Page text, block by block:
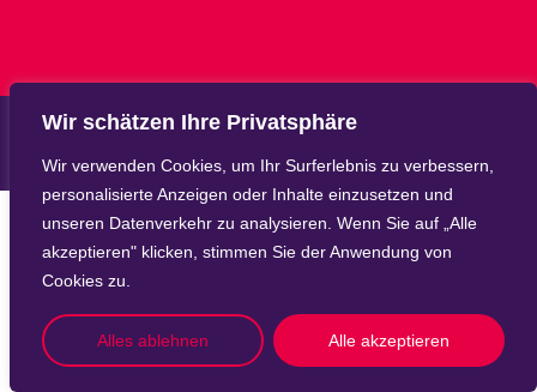
Wir schätzen Ihre Privatsphäre
Wir verwenden Cookies, um Ihr Surferlebnis zu verbessern,
personalisierte Anzeigen oder Inhalte einzusetzen und
unseren Datenverkehr zu analysieren. Wenn Sie auf „Alle
akzeptieren" klicken, stimmen Sie der Anwendung von
Cookies zu.
Alles ablehnen Alle akzeptieren